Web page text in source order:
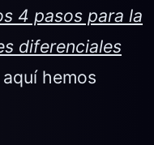
4 pasos para la
diferenciales
hemos